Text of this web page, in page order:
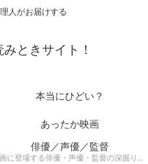
人がお届けする
ときサイト！
本当にひどい？
あったか映画
俳優／声優／監督
映画に登場する俳優・声優・監督の深掘りまとめ記事！